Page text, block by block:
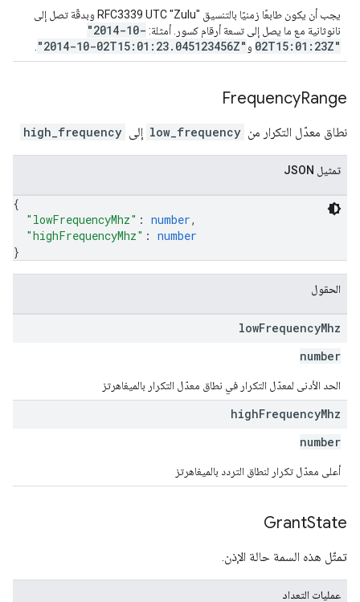
يجب أن يكون طابعًا زمنيًا بالتنسيق RFC3339 UTC "Zulu"‎ وبدقّة تصل إلى
نانوثانية مع ما يصل إلى تسعة أرقام كسور. أمثلة: "2014-10-
02T15:01:23Z" و "2014-10-02T15:01:23.045123456Z"
FrequencyRange
نطاق معدّل التكرار من low_frequency إلى high_frequency
تمثيل JSON
{
"lowFrequencyMhz" : number,
"highFrequencyMhz" : number
}
الحقول
lowFrequencyMhz
number
الحد الأدنى لمعدّل التكرار في نطاق معدّل التكرار بالميغاهرتز
highFrequencyMhz
number
أعلى معدّل تكرار لنطاق التردد بالميغاهرتز
GrantState
تمثّل هذه السمة حالة الإذن.
عمليات التعداد